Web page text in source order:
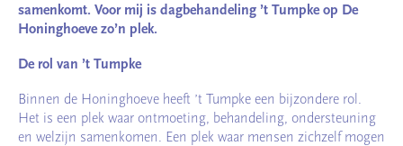
samenkomt. Voor mij is dagbehandeling ’t Tumpke op De
Honinghoeve zo’n plek.
De rol van ’t Tumpke
Binnen de Honinghoeve heeft ’t Tumpke een bijzondere rol.
Het is een plek waar ontmoeting, behandeling, ondersteuning
en welzijn samenkomen. Een plek waar mensen zichzelf mogen